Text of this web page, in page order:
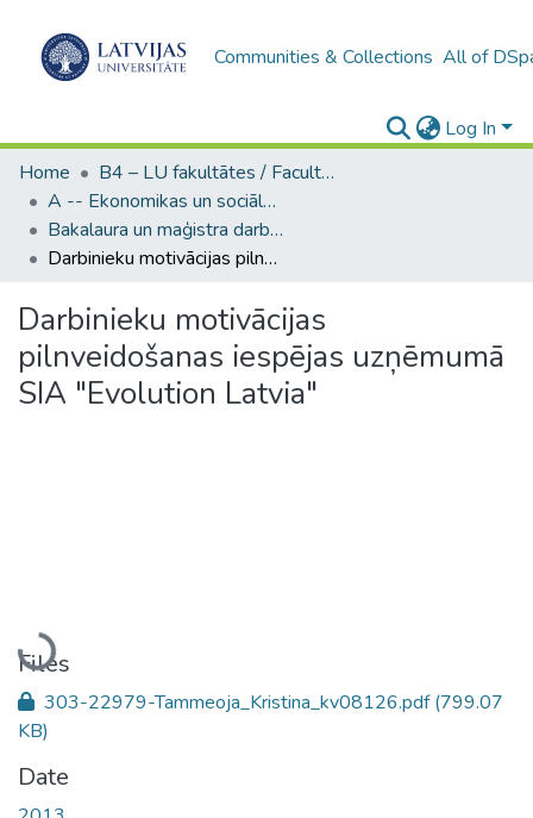
Communities & Collections All of
Log In
Home
B4 – LU fakultātes / Faculties of the UL
A -- Ekonomikas un sociālo zinātņu fakultāte / Faculty of Economics and Social Sciences
Bakalaura un maģistra darbi (ESZF) / Bachelor's and Master's theses
Darbinieku motivācijas pilnveidošanas iespējas uzņēmumā SIA "Evolution Latvia"
Darbinieku motivācijas
pilnveidošanas iespējas uzņēmumā
SIA "Evolution Latvia"
Loading...
Files
303-22979-Tammeoja_Kristina_kv08126.pdf(799.07
KB)
Date